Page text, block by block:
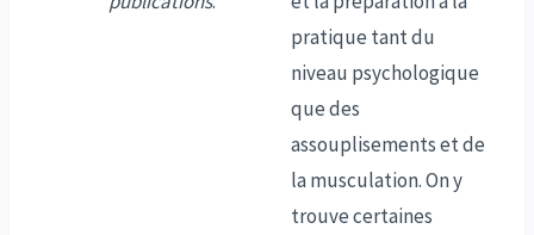
pratique tant du
niveau psychologique
que des
assouplisements et de
la musculation. On y
trouve certaines